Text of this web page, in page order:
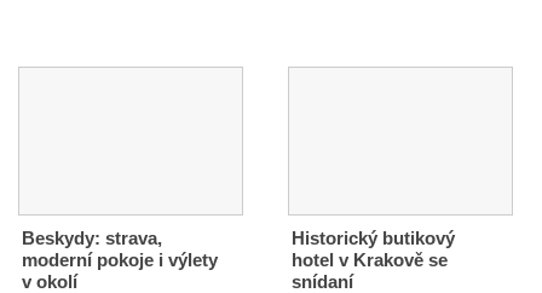
Beskydy: strava,
moderní pokoje i výlety
v okolí
Historický butikový
hotel v Krakově se
snídaní